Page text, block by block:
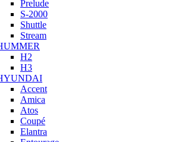
Prelude
S-2000
Shuttle
Stream
H2
H3
Accent
Amica
Atos
Coupé
Elantra